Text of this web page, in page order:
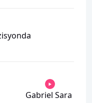
Gabriel Sara